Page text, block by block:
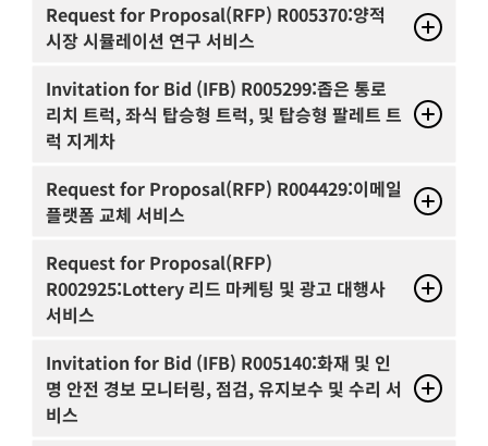
Request for Proposal(RFP) R005370:양적
시장 시뮬레이션 연구 서비스
Invitation for Bid (IFB) R005299:좁은 통로
리치 트럭, 좌식 탑승형 트럭, 및 탑승형 팔레트 트
럭 지게차
Request for Proposal(RFP) R004429:이메일
플랫폼 교체 서비스
Request for Proposal(RFP)
R002925:Lottery 리드 마케팅 및 광고 대행사
서비스
Invitation for Bid (IFB) R005140:화재 및 인
명 안전 경보 모니터링, 점검, 유지보수 및 수리 서
비스